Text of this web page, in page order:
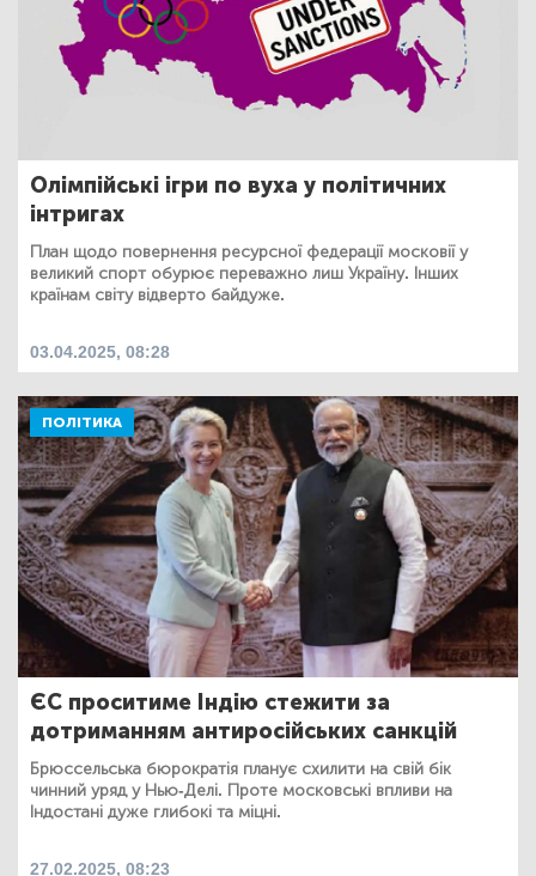
Олімпійські ігри по вуха у політичних
інтригах
План щодо повернення ресурсної федерації московії у
великий спорт обурює переважно лиш Україну. Інших
країнам світу відверто байдуже.
03.04.2025, 08:28
ПОЛІТИКА
ЄС проситиме Індію стежити за
дотриманням антиросійських санкцій
Брюссельська бюрократія планує схилити на свій бік
чинний уряд у Нью-Делі. Проте московські впливи на
Індостані дуже глибокі та міцні.
27.02.2025, 08:23